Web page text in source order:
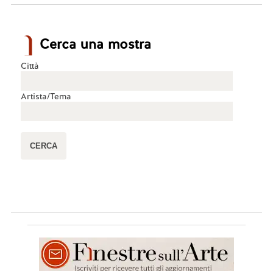
Cerca una mostra
Città
Artista/Tema